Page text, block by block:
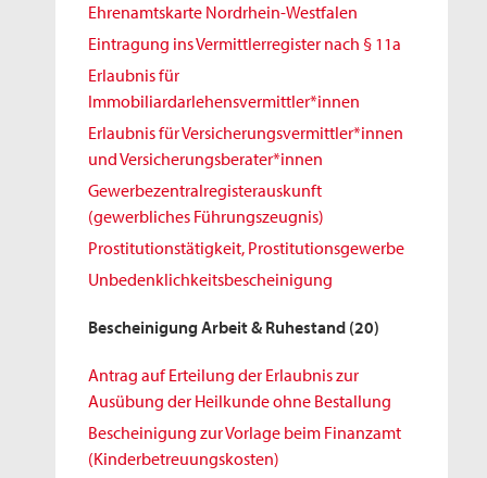
Ehrenamtskarte Nordrhein-Westfalen
Eintragung ins Vermittlerregister nach § 11a
Erlaubnis für
Immobiliardarlehensvermittler*innen
Erlaubnis für Versicherungsvermittler*innen
und Versicherungsberater*innen
Gewerbezentralregisterauskunft
(gewerbliches Führungszeugnis)
Prostitutionstätigkeit, Prostitutionsgewerbe
Unbedenklichkeitsbescheinigung
Bescheinigung Arbeit & Ruhestand (20)
Antrag auf Erteilung der Erlaubnis zur
Ausübung der Heilkunde ohne Bestallung
Bescheinigung zur Vorlage beim Finanzamt
(Kinderbetreuungskosten)